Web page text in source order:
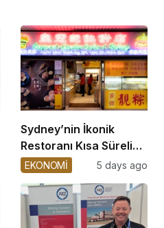
Sydney’nin İkonik
Restoranı Kısa Süreli
Kapatıldı
EKONOMİ 5 days ago